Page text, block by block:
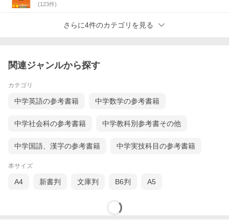
(123件)
さらに4件のカテゴリを見る
関連ジャンルから探す
カテゴリ
中学英語の参考書籍 中学数学の参考書籍
中学社会科の参考書籍 中学教科別参考書その他
中学国語、漢字の参考書籍 中学実技科目の参考書籍
本サイズ
A4 新書判 文庫判 B6判 A5